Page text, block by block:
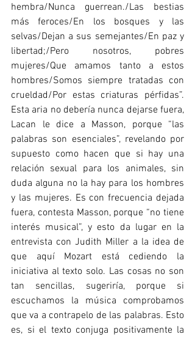
hembra/Nunca guerrean./Las bestias
más feroces/En los bosques y las
selvas/Dejan a sus semejantes/En paz y
libertad;/Pero nosotros, pobres
mujeres/Que amamos tanto a estos
hombres/Somos siempre tratadas con
crueldad/Por estas criaturas pérfidas”.
Esta aria no debería nunca dejarse fuera,
Lacan le dice a Masson, porque “las
palabras son esenciales”, revelando por
supuesto como hacen que si hay una
relación sexual para los animales, sin
duda alguna no la hay para los hombres
y las mujeres. Es con frecuencia dejada
fuera, contesta Masson, porque “no tiene
interés musical”, y esto da lugar en la
entrevista con Judith Miller a la idea de
que aquí Mozart está cediendo la
iniciativa al texto solo. Las cosas no son
tan sencillas, sugeriría, porque si
escuchamos la música comprobamos
que va a contrapelo de las palabras. Esto
es, si el texto conjuga positivamente la